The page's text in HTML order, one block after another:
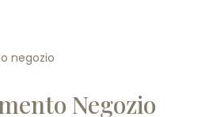
Negozio